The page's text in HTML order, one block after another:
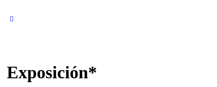
Exposición*